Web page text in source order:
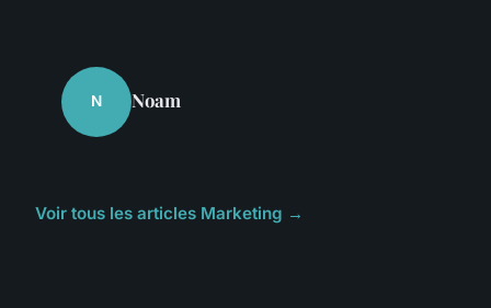
N Noam
Voir tous les articles Marketing →